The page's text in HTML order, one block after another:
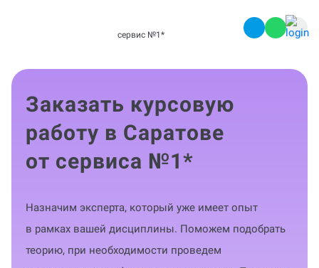
сервис №1 *
Заказать курсовую
работу в Саратове
от сервиса №1*
Назначим эксперта, который уже имеет опыт
в рамках вашей дисциплины. Поможем подобрать
теорию, при необходимости проведем